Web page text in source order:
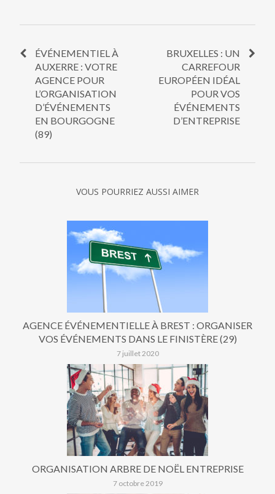
ÉVÉNEMENTIEL À
AUXERRE : VOTRE
AGENCE POUR
L’ORGANISATION
D’ÉVÉNEMENTS
EN BOURGOGNE
(89)
BRUXELLES : UN
CARREFOUR
EUROPÉEN IDÉAL
POUR VOS
ÉVÉNEMENTS
D’ENTREPRISE
VOUS POURRIEZ AUSSI AIMER
AGENCE ÉVÉNEMENTIELLE À BREST : ORGANISER
VOS ÉVÉNEMENTS DANS LE FINISTÈRE (29)
7 juillet 2020
ORGANISATION ARBRE DE NOËL ENTREPRISE
7 octobre 2019